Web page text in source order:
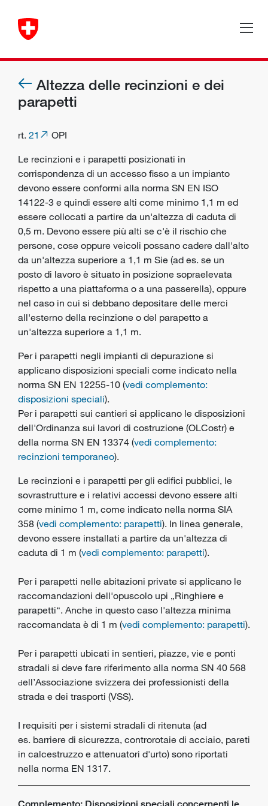
Altezza delle recinzioni e dei
parapetti
rt. 21
OPI
Le recinzioni e i parapetti posizionati in
corrispondenza di un accesso fisso a un impianto
devono essere conformi alla norma SN EN ISO
14122-3 e quindi essere alti come minimo 1,1 m ed
essere collocati a partire da un'altezza di caduta di
0,5 m. Devono essere più alti se c'è il rischio che
persone, cose oppure veicoli possano cadere dall'alto
da un'altezza superiore a 1,1 m Sie (ad es. se un
posto di lavoro è situato in posizione sopraelevata
rispetto a una piattaforma o a una passerella), oppure
nel caso in cui si debbano depositare delle merci
all'esterno della recinzione o del parapetto a
un'altezza superiore a 1,1 m.
Per i parapetti negli impianti di depurazione si
applicano disposizioni speciali come indicato nella
norma SN EN 12255-10 (vedi complemento:
disposizioni speciali).
Per i parapetti sui cantieri si applicano le disposizioni
dell'Ordinanza sui lavori di costruzione (OLCostr) e
della norma SN EN 13374 (vedi complemento:
recinzioni temporaneo).
Le recinzioni e i parapetti per gli edifici pubblici, le
sovrastrutture e i relativi accessi devono essere alti
come minimo 1 m, come indicato nella norma SIA
358 (vedi complemento: parapetti). In linea generale,
devono essere installati a partire da un'altezza di
caduta di 1 m (vedi complemento: parapetti).
Per i parapetti nelle abitazioni private si applicano le
raccomandazioni dell'opuscolo upi „Ringhiere e
parapetti“. Anche in questo caso l'altezza minima
raccomandata è di 1 m (vedi complemento: parapetti).
Per i parapetti ubicati in sentieri, piazze, vie e ponti
stradali si deve fare riferimento alla norma SN 40 568
dell’Associazione svizzera dei professionisti della
strada e dei trasporti (VSS).
I requisiti per i sistemi stradali di ritenuta (ad
es. barriere di sicurezza, controrotaie di acciaio, pareti
in calcestruzzo e attenuatori d'urto) sono riportati
nella norma EN 1317.